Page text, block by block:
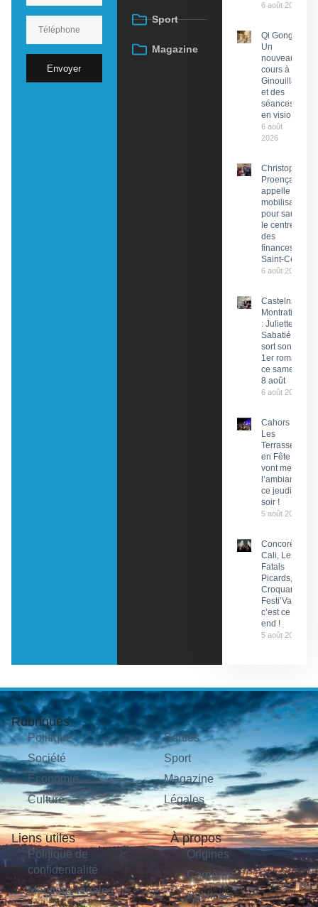
Envoyer
Sport
Magazine
6 août 2026
Qi Gong :
Un
nouveau
cours à
Ginouillac
et des
séances
en visio
6 août
2026
Christophe
Proença
appelle à la
mobilisation
pour sauver
le centre
des
finances de
Saint-Céré
6 août 2026
Castelnau-
Montratier
: Juliette
Sabatié
sort son
1er roman
ce samedi
8 août
6 août 2026
Cahors :
Les
Terrasses
en Fête
vont mettre
l’ambiance
ce jeudi
soir !
5 août 2026
Concorès :
Cali, Les
Fatals
Picards, Les
Croquants…
Festi’ValCéou,
c’est ce week-
end !
5 août 2026
Rubriques
Politique
Société
Économie
Culture
Sorties
Sport
Magazine
Légales
Liens utiles
Politique de
confidentialité
Mentions légales
À propos
Origines
Carrières
Publicité